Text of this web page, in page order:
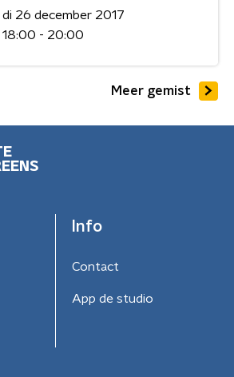
di 26 december 2017
18:00 - 20:00
Meer gemist
Info
Contact
App de studio